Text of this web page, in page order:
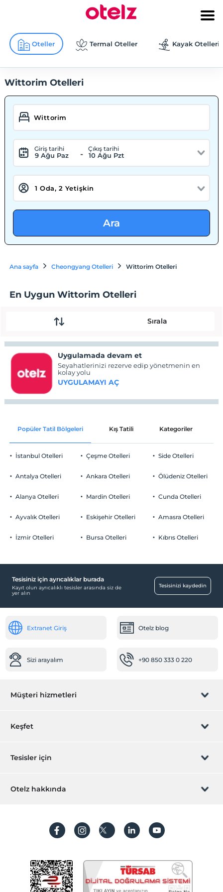
Oteller Termal Oteller Kayak Otelleri
Wittorim Otelleri
Giriş tarihi
9 Ağu Paz -
Çıkış tarihi
10 Ağu Pzt
Ara
Ana sayfa Cheongyang Otelleri Wittorim Otelleri
En Uygun Wittorim Otelleri
Sırala
Uygulamada devam et
Seyahatlerinizi rezerve edip yönetmenin en
kolay yolu
UYGULAMAYI AÇ
Popüler Tatil Bölgeleri Kış Tatili Kategoriler
İstanbul Otelleri
Antalya Otelleri
Alanya Otelleri
Ayvalık Otelleri
İzmir Otelleri
Çeşme Otelleri
Ankara Otelleri
Mardin Otelleri
Eskişehir Otelleri
Bursa Otelleri
Side Otelleri
Ölüdeniz Otelleri
Cunda Otelleri
Amasra Otelleri
Kıbrıs Otelleri
Tesisiniz için ayrıcalıklar burada
Kayıt olun ayrıcalıklı tesisler arasında siz de
yer alın
Tesisinizi kaydedin
Extranet Giriş Otelz blog
Sizi arayalım +90 850 333 0 220
Müşteri hizmetleri
Rezervasyon yönet
Sıkça sorulan sorular
İşlem rehberi
Keşfet
Hediye Kart
Hesap oluştur
Tesisler için
Hemen tesisinizi ekleyin
Otelz hakkında
Koşullar ve şartlar